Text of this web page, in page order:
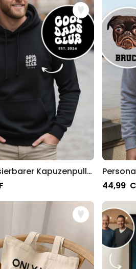
Personalisierbarer
und Gesicht
24,99 CHF
Personalisierbar
Personalisierte Vase
Symbol
34,99 CHF
Personalisierbar
Personalisierbares
Monogramm
39,99 CHF
Personalisierbarer Kapuzenpullover Cool Moms & Dads Club
44,99